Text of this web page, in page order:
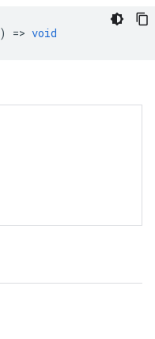
) => void